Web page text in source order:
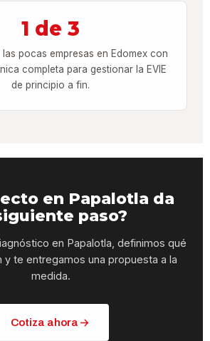
1 de 3
pocas empresas en Edomex con
completa para gestionar la EVIE
de principio a fin.
en Papalotla da
paso?
en Papalotla, definimos qué
y te entregamos una propuesta a la
medida.
Cotiza ahora